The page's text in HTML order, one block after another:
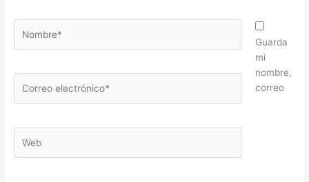
electrónico*
Guarda
mi
nombre,
correo